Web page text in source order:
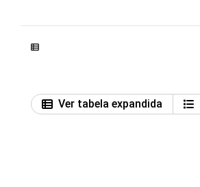
Ver tabela expandida